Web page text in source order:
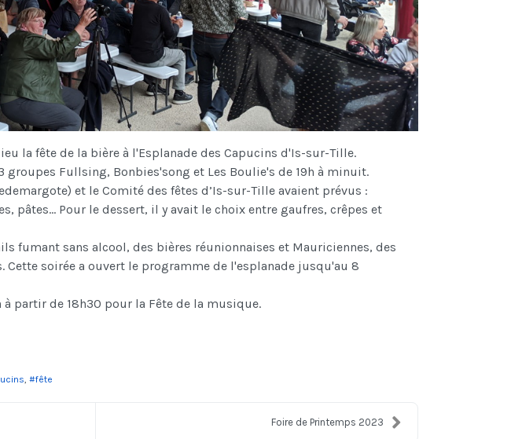
la fête de la bière à l'Esplanade des Capucins d'Is-sur-Tille.
groupes Fullsing, Bonbies'song et Les Boulie's de 19h à minuit.
et le Comité des fêtes d’Is-sur-Tille avaient prévus :
pâtes... Pour le dessert, il y avait le choix entre gaufres, crêpes et
fumant sans alcool, des bières réunionnaises et Mauriciennes, des
Cette soirée a ouvert le programme de l'esplanade jusqu'au 8
partir de 18h30 pour la Fête de la musique.
fête
Foire de Printemps 2023